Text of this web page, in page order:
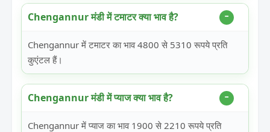
Chengannur मंडी में टमाटर क्या भाव है?
Chengannur में टमाटर का भाव 4800 से 5310 रूपये प्रति
कुएंटल हैं।
Chengannur मंडी में प्याज क्या भाव है?
Chengannur में प्याज का भाव 1900 से 2210 रूपये प्रति